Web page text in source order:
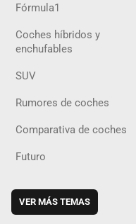
Fórmula1
Coches híbridos y
enchufables
SUV
Rumores de coches
Comparativa de coches
Futuro
VER MÁS TEMAS